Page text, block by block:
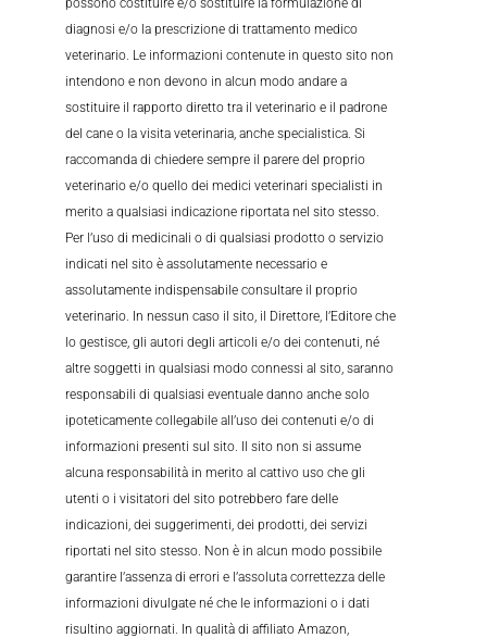
diagnosi e/o la prescrizione di trattamento medico
veterinario. Le informazioni contenute in questo sito non
intendono e non devono in alcun modo andare a
sostituire il rapporto diretto tra il veterinario e il padrone
del cane o la visita veterinaria, anche specialistica. Si
raccomanda di chiedere sempre il parere del proprio
veterinario e/o quello dei medici veterinari specialisti in
merito a qualsiasi indicazione riportata nel sito stesso.
Per l’uso di medicinali o di qualsiasi prodotto o servizio
indicati nel sito è assolutamente necessario e
assolutamente indispensabile consultare il proprio
veterinario. In nessun caso il sito, il Direttore, l’Editore che
lo gestisce, gli autori degli articoli e/o dei contenuti, né
altre soggetti in qualsiasi modo connessi al sito, saranno
responsabili di qualsiasi eventuale danno anche solo
ipoteticamente collegabile all’uso dei contenuti e/o di
informazioni presenti sul sito. Il sito non si assume
alcuna responsabilità in merito al cattivo uso che gli
utenti o i visitatori del sito potrebbero fare delle
indicazioni, dei suggerimenti, dei prodotti, dei servizi
riportati nel sito stesso. Non è in alcun modo possibile
garantire l’assenza di errori e l’assoluta correttezza delle
informazioni divulgate né che le informazioni o i dati
risultino aggiornati. In qualità di affiliato Amazon,